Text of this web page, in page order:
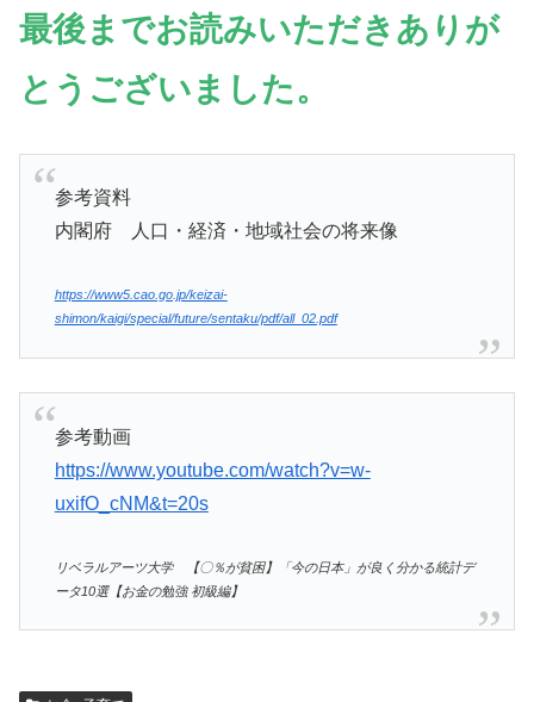
最後までお読みいただきありが
とうございました。
参考資料
内閣府 人口・経済・地域社会の将来像
https://www5.cao.go.jp/keizai-
shimon/kaigi/special/future/sentaku/pdf/all_02.pdf
参考動画
https://www.youtube.com/watch?v=w-
uxifO_cNM&t=20s
リベラルアーツ大学 【〇％が貧困】「今の日本」が良く分かる統計デ
ータ10選【お金の勉強 初級編】